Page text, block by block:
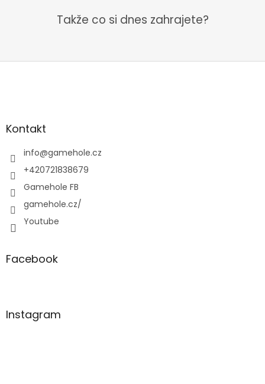
Takže co si dnes zahrajete?
aKontakt
info@gamehole.cz
+420721838679
Gamehole FB
gamehole.cz/
Youtube
Facebook
Instagram